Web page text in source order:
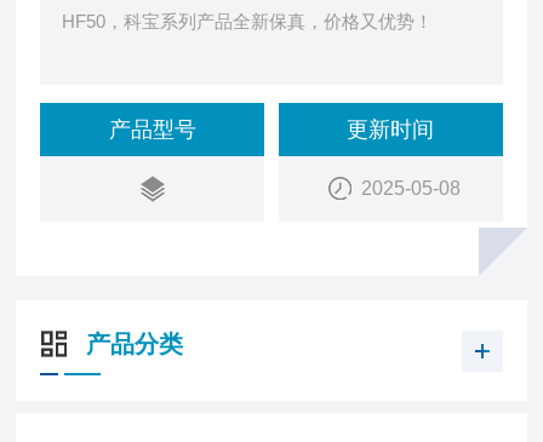
HF50，科宝系列产品全新保真，价格又优势！
产品型号 更新时间
2025-05-08
产品分类